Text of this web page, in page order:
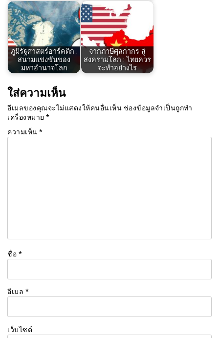
ภูมิรัฐศาสตร์อาร์คติก :
สนามแข่งขันของ
มหาอำนาจโลก
จากภาษีศุลกากร สู่
สงครามโลก : ไทยควร
จะทำอย่างไร
ใส่ความเห็น
อีเมลของคุณจะไม่แสดงให้คนอื่นเห็น ช่องข้อมูลจำเป็นถูกทำ
เครื่องหมาย *
ความเห็น *
ชื่อ *
อีเมล *
เว็บไซต์